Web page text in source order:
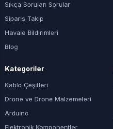
Sıkça Sorulan Sorular
Sipariş Takip
Havale Bildirimleri
Blog
Kategoriler
Kablo Çeşitleri
Drone ve Drone Malzemeleri
Arduino
Elektronik Komponentler